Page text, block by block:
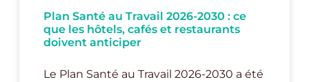
Plan Santé au Travail 2026-2030 : ce
que les hôtels, cafés et restaurants
doivent anticiper
Le Plan Santé au Travail 2026-2030 a été